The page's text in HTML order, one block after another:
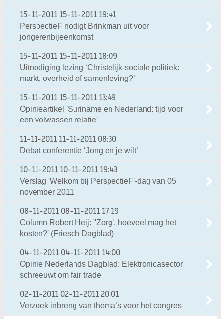
15-11-2011 15-11-2011 19:41
PerspectieF nodigt Brinkman uit voor
jongerenbijeenkomst
15-11-2011 15-11-2011 18:09
Uitnodiging lezing ‘Christelijk-sociale politiek:
markt, overheid of samenleving?’
15-11-2011 15-11-2011 13:49
Opinieartikel 'Suriname en Nederland: tijd voor
een volwassen relatie'
11-11-2011 11-11-2011 08:30
Debat conferentie ‘Jong en je wilt’
10-11-2011 10-11-2011 19:43
Verslag 'Welkom bij PerspectieF'-dag van 05
november 2011
08-11-2011 08-11-2011 17:19
Column Robert Heij: ''Zorg', hoeveel mag het
kosten?' (Friesch Dagblad)
04-11-2011 04-11-2011 14:00
Opinie Nederlands Dagblad: Elektronicasector
schreeuwt om fair trade
02-11-2011 02-11-2011 20:01
Verzoek inbreng van thema’s voor het congres